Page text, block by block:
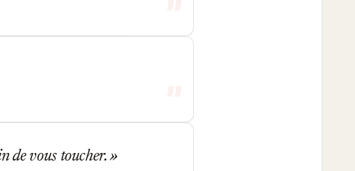
de vous toucher.